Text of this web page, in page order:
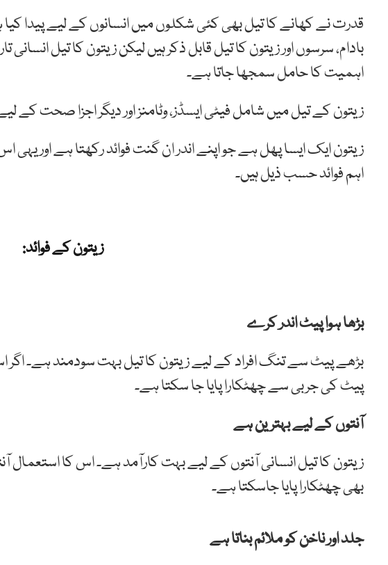
قدرت نے کھانے کا تیل بھی کئی شکلوں میں انسانوں کے لیے پیدا
بادام، سرسوں اور زیتون کا تیل قابل ذکر ہیں لیکن زیتون کا تیل
اہمیت کا حامل سمجھا جاتا ہے۔
زیتون کے تیل میں شامل فیٹی ایسڈز، وٹامنز اور دیگر اجزا صحت کے
زیتون ایک ایسا پھل ہے جو اپنے اندر ان گنت فوائد رکھتا ہے اور
اہم فوائد حسب ذیل ہیں۔
زیتون کے فوائد:
بڑھا ہوا پیٹ اندر کرے
بڑھے پیٹ سے تنگ افراد کے لیے زیتون کا تیل بہت سودمند ہے۔ اگر
پیٹ کی جربی سے چھٹکارا پایا جا سکتا ہے۔
آنتوں کے لیے بہترین ہے
زیتون کا تیل انسانی آنتوں کے لیے بہت کارآمد ہے۔ اس کا
بھی چھٹکارا پایا جاسکتا ہے۔
جلد اور ناخن کو ملائم بناتا ہے